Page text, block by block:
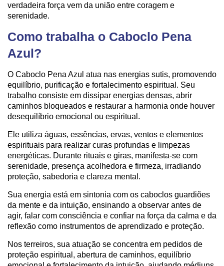
verdadeira força vem da união entre coragem e
serenidade.
Como trabalha o Caboclo Pena
Azul?
O Caboclo Pena Azul atua nas energias sutis, promovendo
equilíbrio, purificação e fortalecimento espiritual. Seu
trabalho consiste em dissipar energias densas, abrir
caminhos bloqueados e restaurar a harmonia onde houver
desequilíbrio emocional ou espiritual.
Ele utiliza águas, essências, ervas, ventos e elementos
espirituais para realizar curas profundas e limpezas
energéticas. Durante rituais e giras, manifesta-se com
serenidade, presença acolhedora e firmeza, irradiando
proteção, sabedoria e clareza mental.
Sua energia está em sintonia com os caboclos guardiões
da mente e da intuição, ensinando a observar antes de
agir, falar com consciência e confiar na força da calma e da
reflexão como instrumentos de aprendizado e proteção.
Nos terreiros, sua atuação se concentra em pedidos de
proteção espiritual, abertura de caminhos, equilíbrio